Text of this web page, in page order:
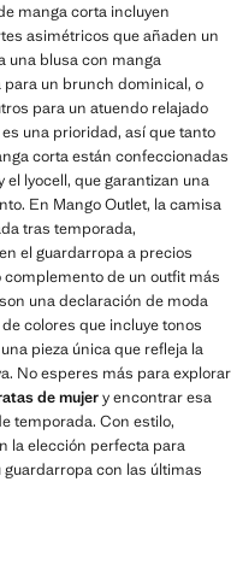
manga corta incluyen
asimétricos que añaden un
una blusa con manga
un brunch dominical, o
para un atuendo relajado
una prioridad, así que tanto
corta están confeccionadas
lyocell, que garantizan una
En Mango Outlet, la camisa
tras temporada,
el guardarropa a precios
complemento de un outfit más
son una declaración de moda
colores que incluye tonos
pieza única que refleja la
No esperes más para explorar
de mujery encontrar esa
temporada. Con estilo,
la elección perfecta para
con las últimas